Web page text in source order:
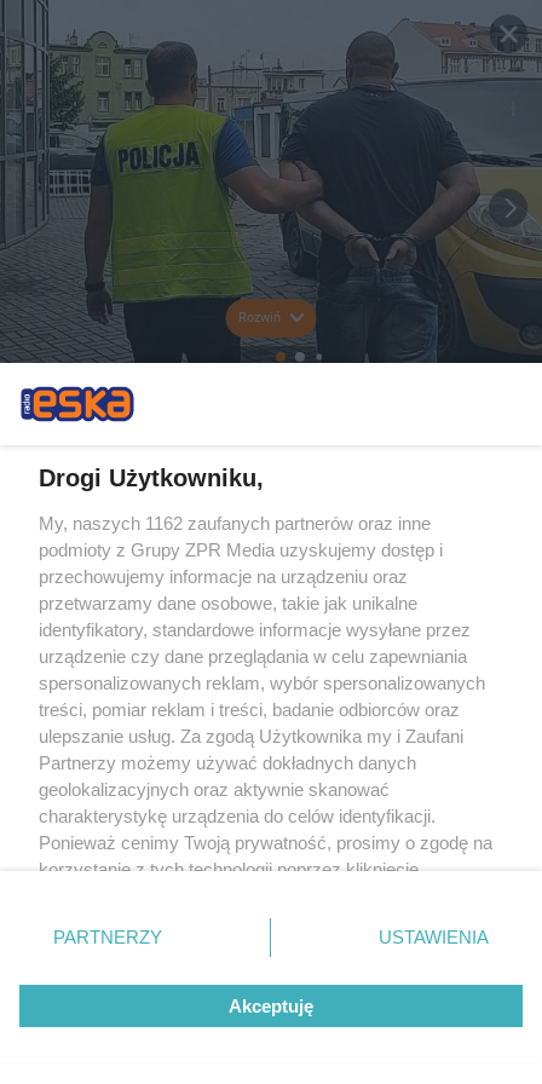
Rozwiń
Drogi Użytkowniku,
My, naszych 1162 zaufanych partnerów oraz inne
podmioty z Grupy ZPR Media uzyskujemy dostęp i
przechowujemy informacje na urządzeniu oraz
przetwarzamy dane osobowe, takie jak unikalne
identyfikatory, standardowe informacje wysyłane przez
urządzenie czy dane przeglądania w celu zapewniania
spersonalizowanych reklam, wybór spersonalizowanych
treści, pomiar reklam i treści, badanie odbiorców oraz
ulepszanie usług. Za zgodą Użytkownika my i Zaufani
Partnerzy możemy używać dokładnych danych
geolokalizacyjnych oraz aktywnie skanować
charakterystykę urządzenia do celów identyfikacji.
Ponieważ cenimy Twoją prywatność, prosimy o zgodę na
korzystanie z tych technologii poprzez kliknięcie
zmienić/wycofać klikając przycisk ustawień prywatności
znajdujący się w lewym dolnym rogu strony
rodzaje przetwarzania danych nie wymagają zgody
użytkownika, ale masz prawo sprzeciwić się takiemu
przetwarzaniu. Preferencje będą miały zastosowanie tylko
PARTNERZY USTAWIENIA
Akceptuję